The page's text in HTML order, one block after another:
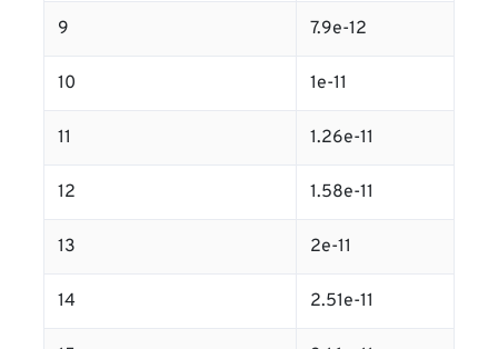
9 7.9e-12
10 1e-11
11 1.26e-11
12 1.58e-11
13 2e-11
14 2.51e-11